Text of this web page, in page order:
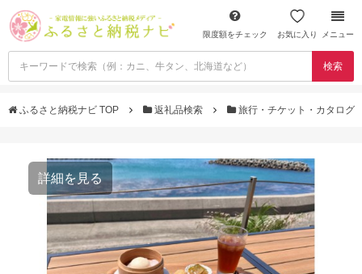
限度額をチェック お気に入り メニュー
検索
ふるさと納税ナビ TOP 返礼品検索 旅行・チケット・カタログ
詳細を見る